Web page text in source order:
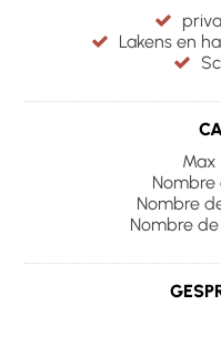
Lakens en
Max
Nombre
Nombre
Nombre